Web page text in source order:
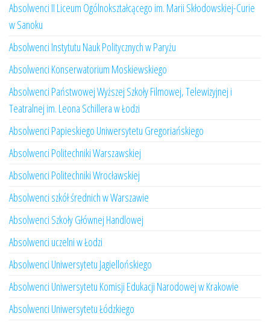
Absolwenci II Liceum Ogólnokształcącego im. Marii Skłodowskiej-Curie
w Sanoku
Absolwenci Instytutu Nauk Politycznych w Paryżu
Absolwenci Konserwatorium Moskiewskiego
Absolwenci Państwowej Wyższej Szkoły Filmowej, Telewizyjnej i
Teatralnej im. Leona Schillera w Łodzi
Absolwenci Papieskiego Uniwersytetu Gregoriańskiego
Absolwenci Politechniki Warszawskiej
Absolwenci Politechniki Wrocławskiej
Absolwenci szkół średnich w Warszawie
Absolwenci Szkoły Głównej Handlowej
Absolwenci uczelni w Łodzi
Absolwenci Uniwersytetu Jagiellońskiego
Absolwenci Uniwersytetu Komisji Edukacji Narodowej w Krakowie
Absolwenci Uniwersytetu Łódzkiego